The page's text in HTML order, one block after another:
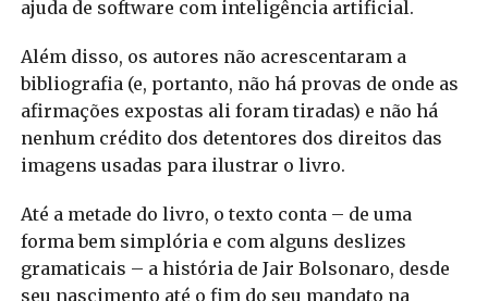
ajuda de software com inteligência artificial.
Além disso, os autores não acrescentaram a
bibliografia (e, portanto, não há provas de onde as
afirmações expostas ali foram tiradas) e não há
nenhum crédito dos detentores dos direitos das
imagens usadas para ilustrar o livro.
Até a metade do livro, o texto conta – de uma
forma bem simplória e com alguns deslizes
gramaticais – a história de Jair Bolsonaro, desde
seu nascimento até o fim do seu mandato na